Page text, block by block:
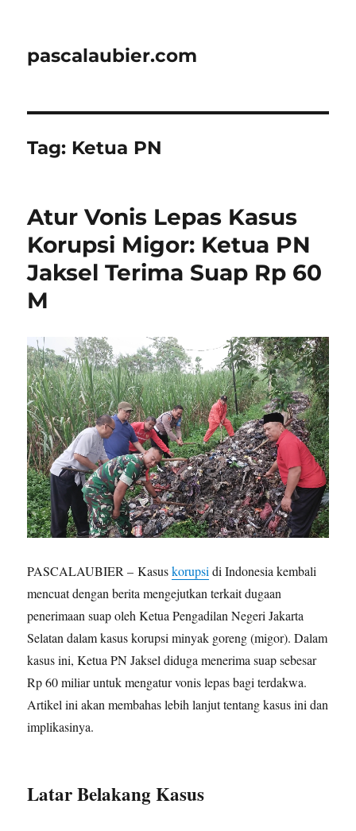
pascalaubier.com
Tag: Ketua PN
Atur Vonis Lepas Kasus
Korupsi Migor: Ketua PN
Jaksel Terima Suap Rp 60
M
PASCALAUBIER – Kasuskorupsi di Indonesia kembali
mencuat dengan berita mengejutkan terkait dugaan
penerimaan suap oleh Ketua Pengadilan Negeri Jakarta
Selatan dalam kasus korupsi minyak goreng (migor). Dalam
kasus ini, Ketua PN Jaksel diduga menerima suap sebesar
Rp 60 miliar untuk mengatur vonis lepas bagi terdakwa.
Artikel ini akan membahas lebih lanjut tentang kasus ini dan
implikasinya.
Latar Belakang Kasus